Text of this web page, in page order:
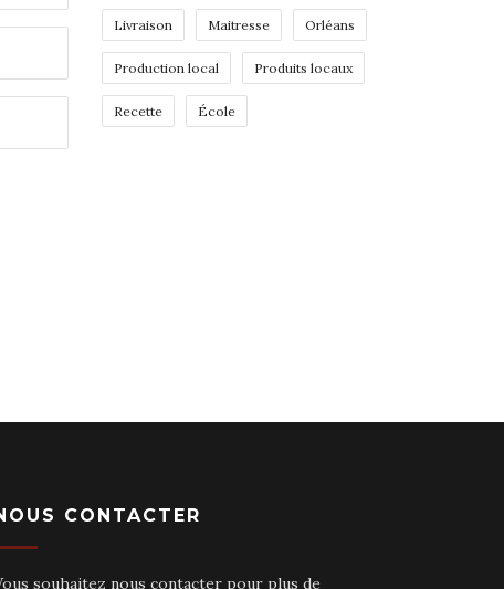
Livraison Maitresse Orléans
Production local Produits locaux
Recette École
CONTACTER
souhaitez nous contacter pour plus de